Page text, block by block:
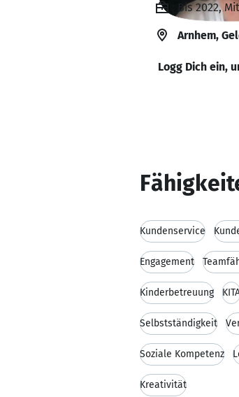
Bis 2022,
Arnhem,
Logg Dich ein,
Kundenservice
Engagement
Kinderbetreuung
Selbstständigkeit
Soziale Kompetenz
Kreativität